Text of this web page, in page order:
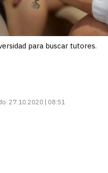
para buscar tutores.
27.10.2020 | 08:51